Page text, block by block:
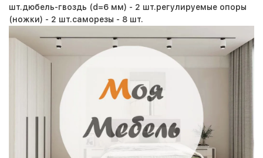
шт.дюбель-гвоздь (d=6 мм) - 2 шт.регулируемые опоры
(ножки) - 2 шт.саморезы - 8 шт.